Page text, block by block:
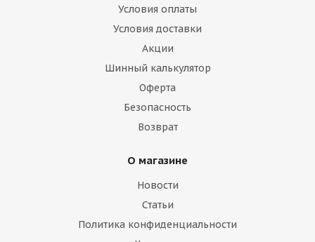
Условия оплаты
Условия доставки
Акции
Шинный калькулятор
Оферта
Безопасность
Возврат
О магазине
Новости
Статьи
Политика конфиденциальности